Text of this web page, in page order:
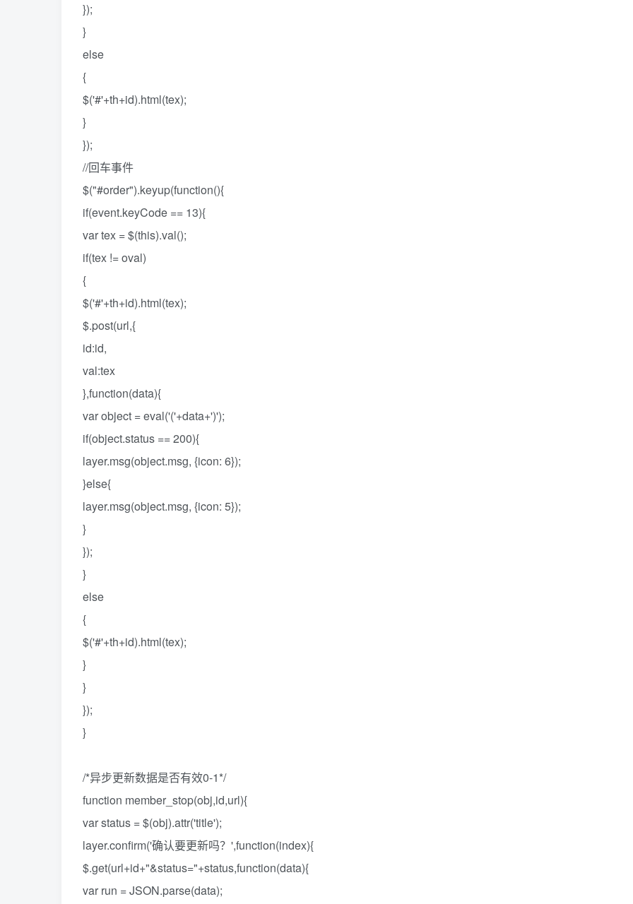
});
}
else
{
$('#'+th+id).html(tex);
}
});
//回车事件
$("#order").keyup(function(){
if(event.keyCode == 13){
var tex = $(this).val();
if(tex != oval)
{
$('#'+th+id).html(tex);
$.post(url,{
id:id,
val:tex
},function(data){
var object = eval('('+data+')');
if(object.status == 200){
layer.msg(object.msg, {icon: 6});
}else{
layer.msg(object.msg, {icon: 5});
}
});
}
else
{
$('#'+th+id).html(tex);
}
}
});
}
/*异步更新数据是否有效0-1*/
function member_stop(obj,id,url){
var status = $(obj).attr('title');
layer.confirm('确认要更新吗？',function(index){
$.get(url+id+"&status="+status,function(data){
var run = JSON.parse(data);